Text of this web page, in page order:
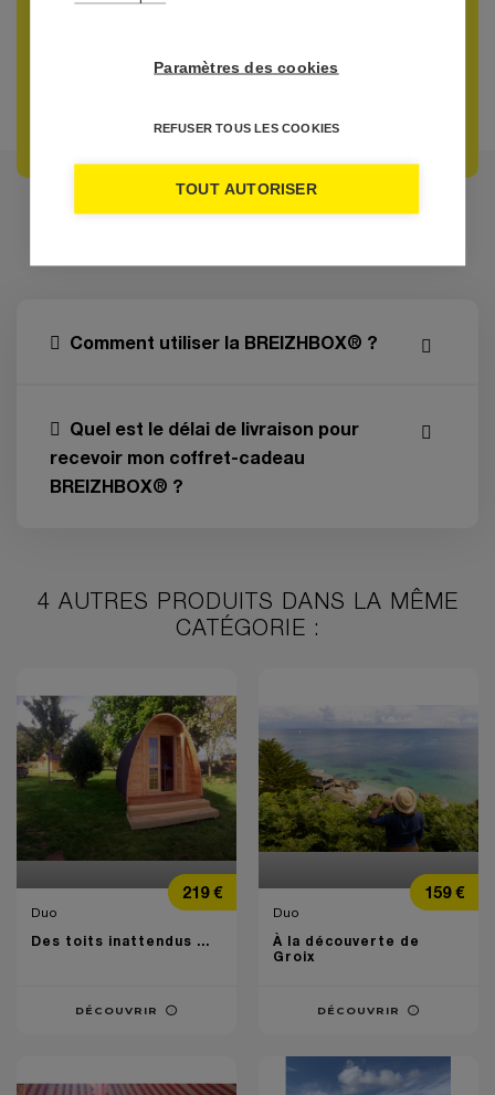
Paramètres des cookies
REFUSER TOUS LES COOKIES
TOUT AUTORISER
Comment utiliser la BREIZHBOX® ?
Quel est le délai de livraison pour
recevoir mon coffret-cadeau
BREIZHBOX® ?
4 AUTRES PRODUITS DANS LA MÊME
CATÉGORIE :
Prix219 €
Duo
Des toits inattendus ...
DÉCOUVRIR
Prix159 €
Duo
À la découverte de
Groix
DÉCOUVRIR